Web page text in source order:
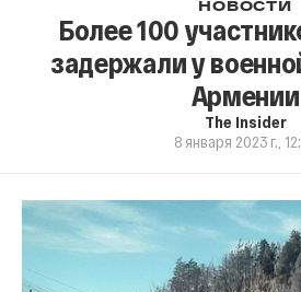
НОВОСТИ
Более 100
задержали у
Армении
The Insider
8 января 2023 г.,